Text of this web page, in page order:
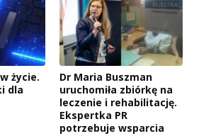
życie.
dla
Dr Maria Buszman
uruchomiła zbiórkę na
leczenie i rehabilitację.
Ekspertka PR
potrzebuje wsparcia